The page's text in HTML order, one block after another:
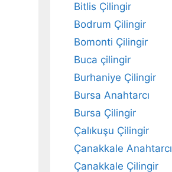
Bitlis Çilingir
Bodrum Çilingir
Bomonti Çilingir
Buca çilingir
Burhaniye Çilingir
Bursa Anahtarcı
Bursa Çilingir
Çalıkuşu Çilingir
Çanakkale Anahtarcı
Çanakkale Çilingir